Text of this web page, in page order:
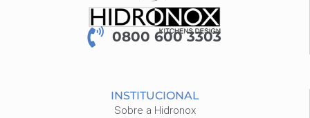
0800 600 3303
INSTITUCIONAL
Sobre a Hidronox